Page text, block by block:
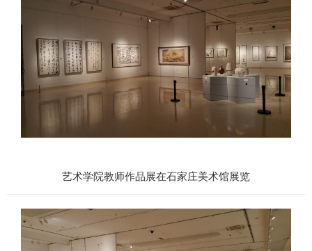
艺术学院教师作品展在石家庄美术馆展览